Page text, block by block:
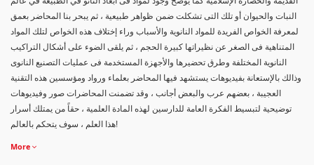
النبات والحيوان أو تلك التى تشكلت ضمن ظواهر طبيعية ، ثم يبحر بنا المحاضر بعمق
لمعرفة الخواص الفريدة للمواد النانوية والأسباب وراء إختلاف هذه الخواص لتلك المواد
المتناهية فى الصغر عن نظيراتها كبيرة الحجم ، ثم يلقى الضوء على أشكال التراكيب
النانوية المختلفة وطرق تحضيرها والأجهزة المستخدمة فى عمليات التصنيع النانوى
وذالك بالإستعانة بفيديوهات يستشهد فيها المحاضر بعلماء ورواد ومؤسسين هذه التقنية
العجيبة ، بعضهم عرب والبعض أجانب ، وقد تضمنت المحاضرات صور وفيديوهات
توضيحية لتبسيط الفكرة العامة للدارسين لهذه المادة العلمية ، حقاً من يمتلك أسرار
هذا العلم ، سوف يتحكم بالعالم!
More